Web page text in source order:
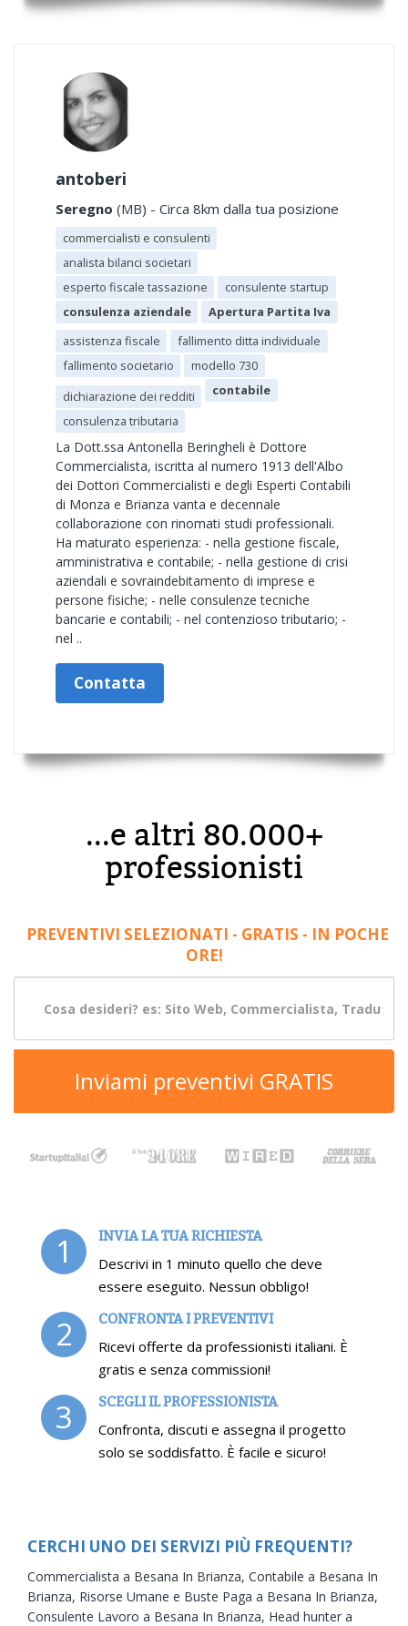
antoberi
Seregno (MB) - Circa 8km dalla tua posizione
commercialisti e consulenti
analista bilanci societari
esperto fiscale tassazione
consulente startup
consulenza aziendale
Apertura Partita Iva
assistenza fiscale
fallimento ditta individuale
fallimento societario
modello 730
dichiarazione dei redditi
contabile
consulenza tributaria
La Dott.ssa Antonella Beringheli è Dottore
Commercialista, iscritta al numero 1913 dell'Albo
dei Dottori Commercialisti e degli Esperti Contabili
di Monza e Brianza vanta e decennale
collaborazione con rinomati studi professionali.
Ha maturato esperienza: - nella gestione fiscale,
amministrativa e contabile; - nella gestione di crisi
aziendali e sovraindebitamento di imprese e
persone fisiche; - nelle consulenze tecniche
bancarie e contabili; - nel contenzioso tributario; -
nel ..
Contatta
...e altri 80.000+
professionisti
PREVENTIVI SELEZIONATI - GRATIS - IN POCHE
ORE!
Inviami preventivi GRATIS
1 INVIA LA TUA RICHIESTA
Descrivi in 1 minuto quello che deve
essere eseguito. Nessun obbligo!
2 CONFRONTA I PREVENTIVI
Ricevi offerte da professionisti italiani. È
gratis e senza commissioni!
3 SCEGLI IL PROFESSIONISTA
Confronta, discuti e assegna il progetto
solo se soddisfatto. È facile e sicuro!
CERCHI UNO DEI SERVIZI PIÙ FREQUENTI?
Commercialista a Besana In Brianza, Contabile a Besana In
Brianza, Risorse Umane e Buste Paga a Besana In Brianza,
Consulente Lavoro a Besana In Brianza, Head hunter a